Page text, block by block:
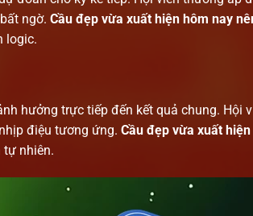
ngờ. Cầu đẹp vừa xuất hiện hôm nay
logic.
hưởng trực tiếp đến kết quả chung. Hội
điệu tương ứng. Cầu đẹp vừa xuất
nhiên.